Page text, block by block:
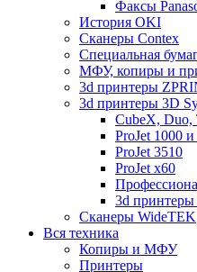
Факсы
История OKI
Сканеры Contex
Специальная
МФУ, копиры и
3d принтеры
3d принтеры 3D
CubeX, Duo,
ProJet 1000
ProJet 3510
ProJet x60
3d
Сканеры WideTEK
Вся техника
Копиры и МФУ
Принтеры